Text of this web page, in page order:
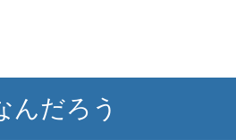
んだろう